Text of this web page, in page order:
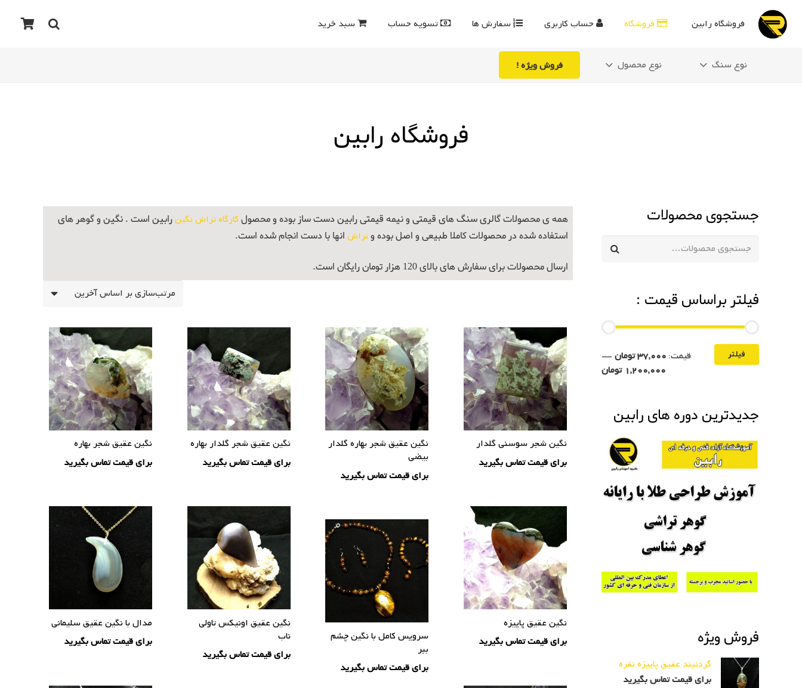
فروشگاه رابین فروشگاه حساب کاربری سفارش ها تسویه حساب سبد خرید
نوع سنگ نوع محصول فروش ویژه !
فروشگاه رابین
جستجوی محصولات
جستجو
فیلتر براساس قیمت :
فیلتر قیمت: 37,000 تومان
—
1,200,000 تومان
جدیدترین دوره های رابین
فروش ویژه
گردنبند عقیق پاییزه نقره
برای قیمت تماس بگیرید
همه ی محصولات گالری سنگ های قیمتی و نیمه قیمتی رابین دست ساز بوده و محصول کارگاه تراش نگینرابین است . نگین و گوهر های
استفاده شده در محصولات کاملا طبیعی و اصل بوده وتراش انها با دست انجام شده است.
ارسال محصولات برای سفارش های بالای 120 هزار تومان رایگان است.
نگین شجر سوسنی گلدار
برای قیمت تماس بگیرید
نگین عقیق شجر بهاره گلدار
بیضی
برای قیمت تماس بگیرید
نگین عقیق شجر گلدار بهاره
برای قیمت تماس بگیرید
نگین عقیق شجر بهاره
برای قیمت تماس بگیرید
نگین عقیق پاییزه
برای قیمت تماس بگیرید
نگین عقیق اونیکس تاولی
ناب
برای قیمت تماس بگیرید
مدال با نگین عقیق سلیمانی
برای قیمت تماس بگیرید
سرویس کامل با نگین چشم
ببر
برای قیمت تماس بگیرید